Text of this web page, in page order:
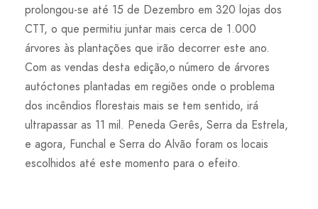
prolongou-se até 15 de Dezembro em 320 lojas dos
CTT, o que permitiu juntar mais cerca de 1.000
árvores às plantações que irão decorrer este ano.
Com as vendas desta edição,o número de árvores
autóctones plantadas em regiões onde o problema
dos incêndios florestais mais se tem sentido, irá
ultrapassar as 11 mil. Peneda Gerês, Serra da Estrela,
e agora, Funchal e Serra do Alvão foram os locais
escolhidos até este momento para o efeito.